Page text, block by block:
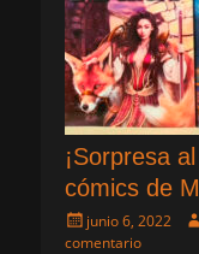
¡Sorpresa
cómics de
Publicado
el
junio 6, 2022
comentario